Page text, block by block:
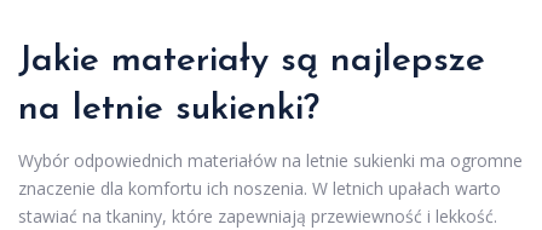
Jakie materiały są najlepsze
na letnie sukienki?
Wybór odpowiednich materiałów na letnie sukienki ma ogromne
znaczenie dla komfortu ich noszenia. W letnich upałach warto
stawiać na tkaniny, które zapewniają przewiewność i lekkość.